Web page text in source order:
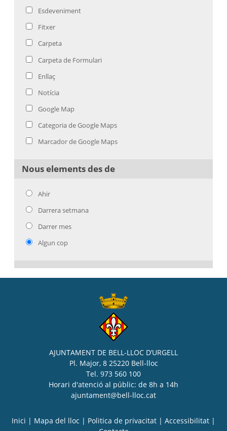
Esdeveniment
Fitxer
Carpeta
Carpeta de Formulari
Enllaç
Notícia
Google Map
Categoria de Google Maps
Marcador de Google Maps
Nous elements des de
Ahir
Darrera setmana
Darrer mes
Algun cop
AJUNTAMENT DE BELL-LLOC D’URGELL
Pl. Major, 8 25220 Bell-lloc
Tel. 973 560 100
Horari d'atenció al públic: de 8h a 14h
ajuntament@bell-lloc.cat
Inici Mapa del lloc Politica de privacitat Accessibilitat